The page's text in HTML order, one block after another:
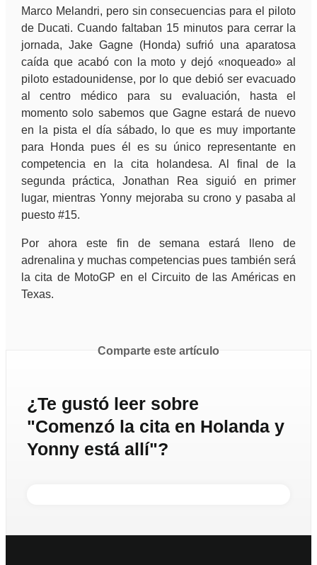
Marco Melandri, pero sin consecuencias para el piloto
de Ducati. Cuando faltaban 15 minutos para cerrar la
jornada, Jake Gagne (Honda) sufrió una aparatosa
caída que acabó con la moto y dejó «noqueado» al
piloto estadounidense, por lo que debió ser evacuado
al centro médico para su evaluación, hasta el
momento solo sabemos que Gagne estará de nuevo
en la pista el día sábado, lo que es muy importante
para Honda pues él es su único representante en
competencia en la cita holandesa. Al final de la
segunda práctica, Jonathan Rea siguió en primer
lugar, mientras Yonny mejoraba su crono y pasaba al
puesto #15.
Por ahora este fin de semana estará lleno de
adrenalina y muchas competencias pues también será
la cita de MotoGP en el Circuito de las Américas en
Texas.
Comparte este artículo
¿Te gustó leer sobre
"Comenzó la cita en Holanda y
Yonny está allí"?